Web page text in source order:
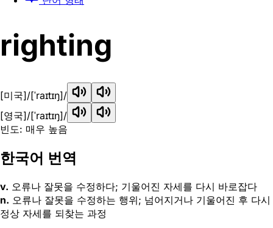
righting
[미국]/[ˈraɪtɪŋ]/
[영국]/[ˈraɪtɪŋ]/
빈도: 매우 높음
한국어 번역
v. 오류나 잘못을 수정하다; 기울어진 자세를 다시 바로잡다
n. 오류나 잘못을 수정하는 행위; 넘어지거나 기울어진 후 다시
정상 자세를 되찾는 과정